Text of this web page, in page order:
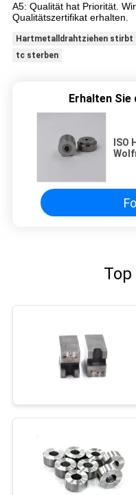
A5: Qualität hat Priorität.
Qualitätszertifikat erhalten.
Hartmetalldrahtziehen stirbt
tc sterben
Erhalten
ISO